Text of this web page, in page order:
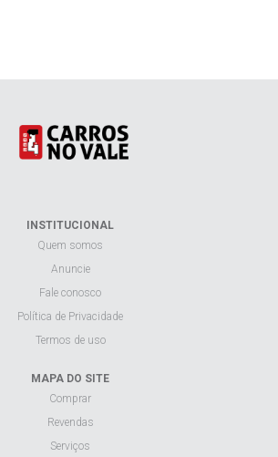
INSTITUCIONAL
Quem somos
Anuncie
Fale conosco
Política de Privacidade
Termos de uso
MAPA DO SITE
Comprar
Revendas
Serviços